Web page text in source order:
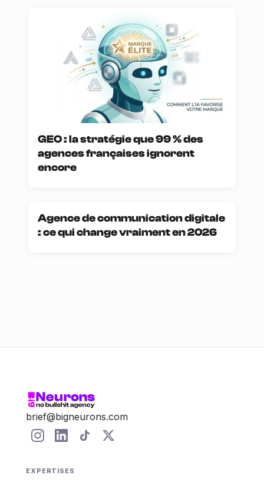
GEO : la stratégie que 99 % des
agences françaises ignorent
encore
Agence de communication digitale
: ce qui change vraiment en 2026
brief@bigneurons.com
EXPERTISES